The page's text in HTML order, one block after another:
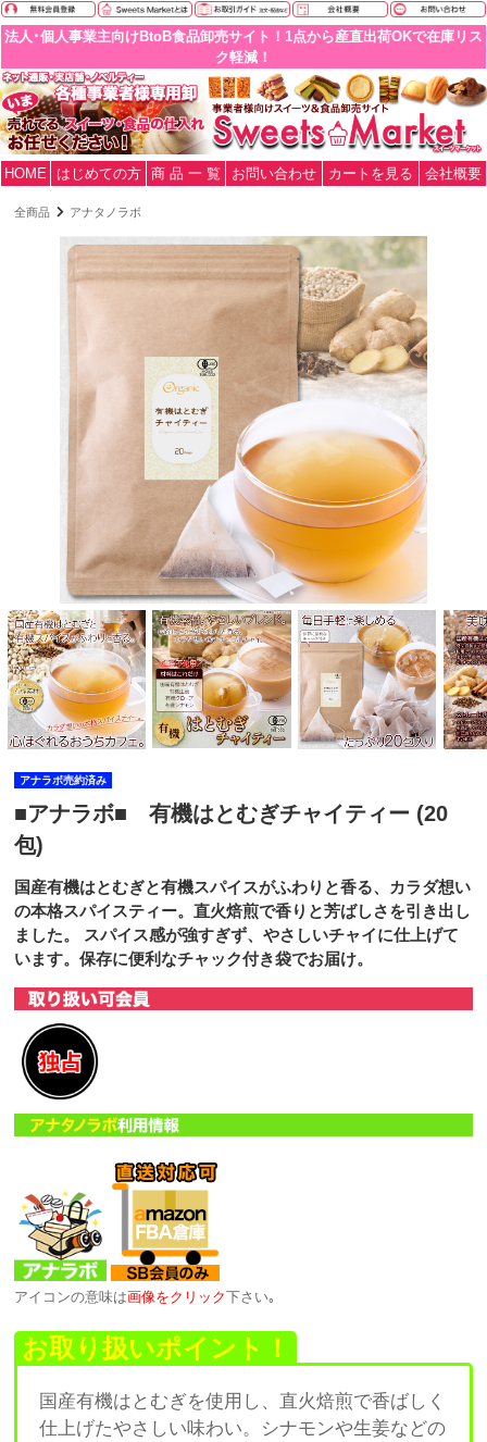
法人･個人事業主向けBtoB食品卸売サイト！1点から産直出荷OKで在庫リス
ク軽減！
HOME はじめての方 商 品 一 覧 お問い合わせ カートを見る 会社概要
全商品 アナタノラボ
アナラボ売約済み
■アナラボ■ 有機はとむぎチャイティー (20
包)
国産有機はとむぎと有機スパイスがふわりと香る、カラダ想い
の本格スパイスティー。直火焙煎で香りと芳ばしさを引き出し
ました。 スパイス感が強すぎず、やさしいチャイに仕上げて
います。保存に便利なチャック付き袋でお届け。
アイコンの意味は画像をクリック下さい｡
お取り扱いポイント！
国産有機はとむぎを使用し、直火焙煎で香ばしく
仕上げたやさしい味わい。シナモンや生姜などの